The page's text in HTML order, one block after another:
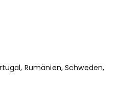
Rumänien, Schweden,